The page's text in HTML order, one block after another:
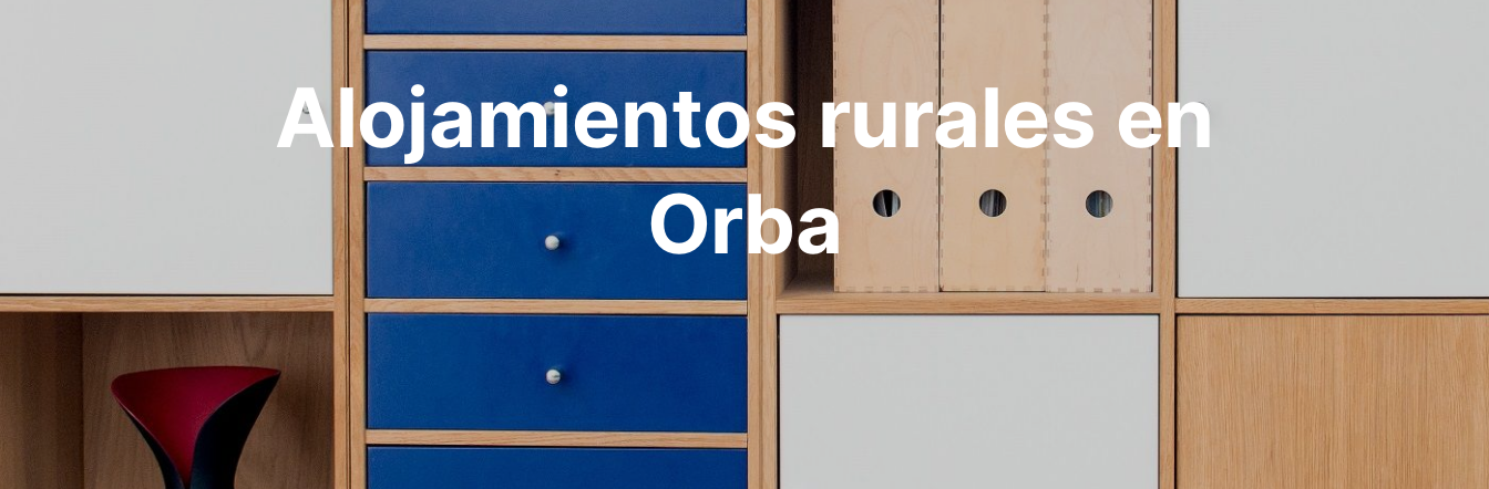
Alojamientos rurales en
Orba